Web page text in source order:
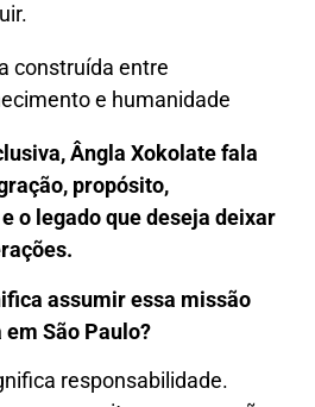
Ângla Xokolate fala
propósito,
o legado que deseja deixar
assumir essa missão
São Paulo?
responsabilidade.